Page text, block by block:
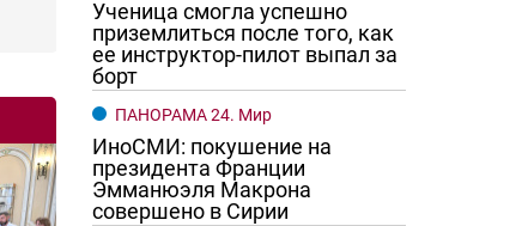
Ученица смогла успешно
приземлиться после того, как
ее инструктор-пилот выпал за
борт
ПАНОРАМА 24. Мир
ИноСМИ: покушение на
президента Франции
Эмманюэля Макрона
совершено в Сирии